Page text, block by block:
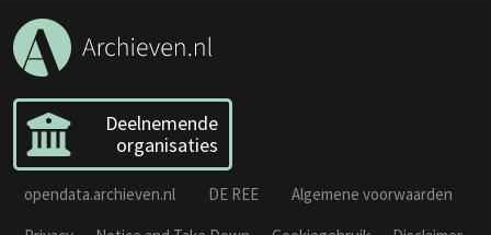
Deelnemende
organisaties
opendata.archieven.nl DE REE
Algemene voorwaarden